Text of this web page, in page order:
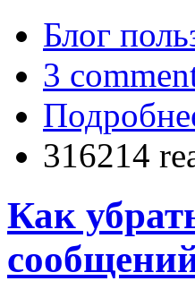
Блог
3
316214
Как